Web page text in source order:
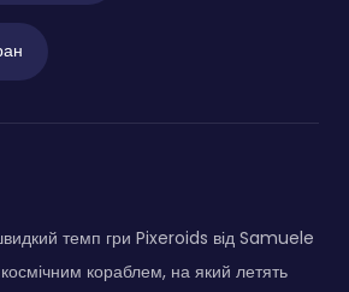
темп гри Pixeroids від Samuele
кораблем, на який летять